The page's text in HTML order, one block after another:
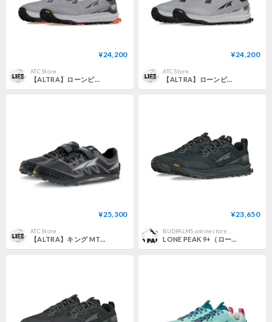
¥24,200
ATC Store
【ALTRA】ローンピーク 9+ W / LONE PEAK 9+ W (Gray/Orange)
¥24,200
ATC Store
【ALTRA】ローンピーク 9+ M / LONE PEAK 9+ M (Gray)
¥25,300
ATC Store
【ALTRA】キング MT 2 M / KING MT 2 M (Black)
¥23,650
LONE PEAK 9+（ローンピーク 9+） ウィメンズ / ALTRA アルトラ